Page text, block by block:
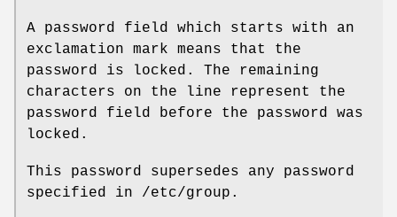
A password field which starts with an
exclamation mark means that the
password is locked. The remaining
characters on the line represent the
password field before the password was
locked.
This password supersedes any password
specified in /etc/group.